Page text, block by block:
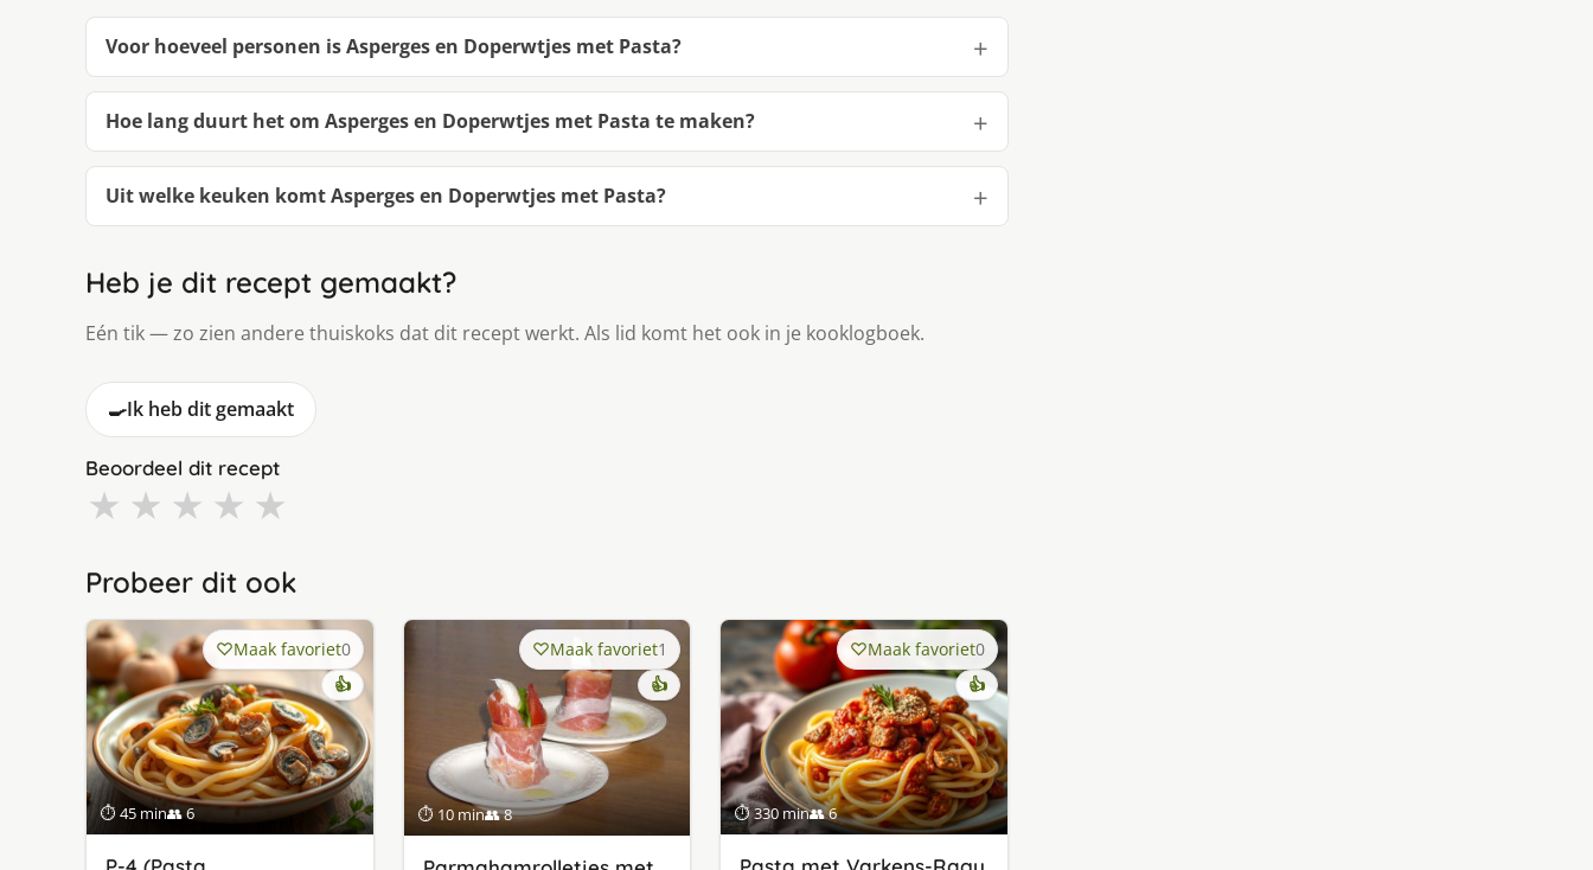
Voor hoeveel personen is Asperges en Doperwtjes met Pasta?
Hoe lang duurt het om Asperges en Doperwtjes met Pasta te maken?
Uit welke keuken komt Asperges en Doperwtjes met Pasta?
Heb je dit recept gemaakt?
Eén tik — zo zien andere thuiskoks dat dit recept werkt. Als lid komt het ook in je kooklogboek.
🍳Ik heb dit gemaakt
Beoordeel dit recept
★ ★ ★ ★ ★
Probeer dit ook
⏱ 45 min👥 6
Maak favoriet0
👍
⏱ 10 min👥 8
Maak favoriet1
👍
⏱ 330 min👥 6
Maak favoriet0
👍